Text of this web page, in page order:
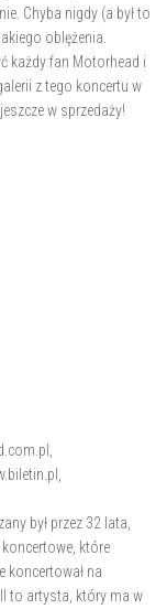
Chyba nigdy (a był to
oblężenia.
każdy fan Motorhead i
z tego koncertu w
w sprzedaży!
był przez 32 lata,
koncertowe, które
koncertował na
to artysta, który ma w